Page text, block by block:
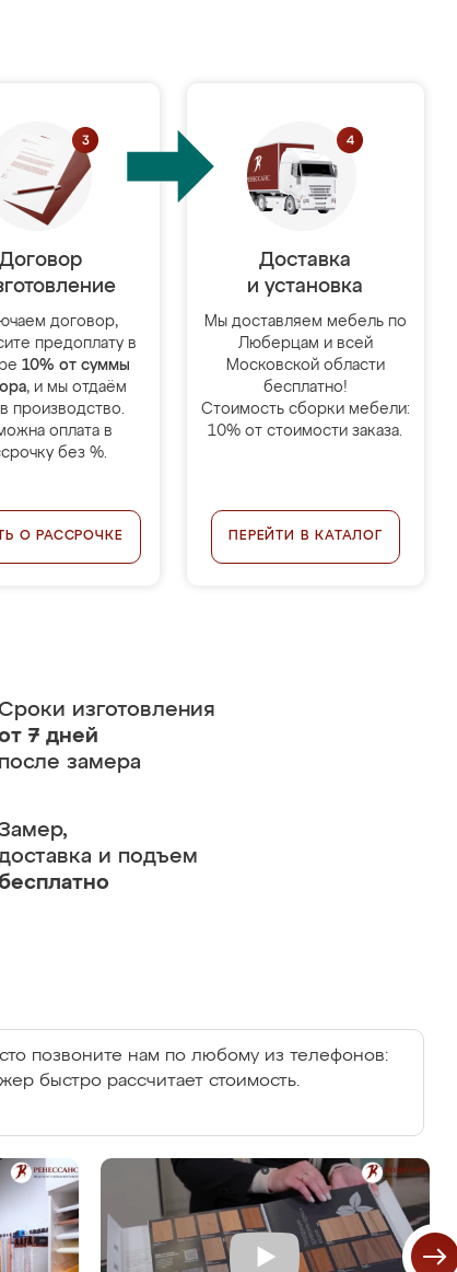
Договор
договор,
предоплату в
10% от суммы
, и мы отдаём
в производство.
оплата в
без %.
О РАССРОЧКЕ
Доставка
и установка
Мы доставляем мебель по
Люберцам и всей
Московской области
бесплатно!
Стоимость сборки мебели:
10% от стоимости заказа.
ПЕРЕЙТИ В КАТАЛОГ
изготовления
7 дней
после замера
Замер,
и подъем
позвоните нам по любому из телефонов:
быстро рассчитает стоимость.